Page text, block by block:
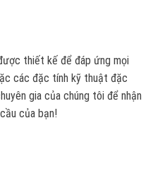
thiết kế để đáp ứng mọi
các đặc tính kỹ thuật đặc
gia của chúng tôi để nhận
của bạn!